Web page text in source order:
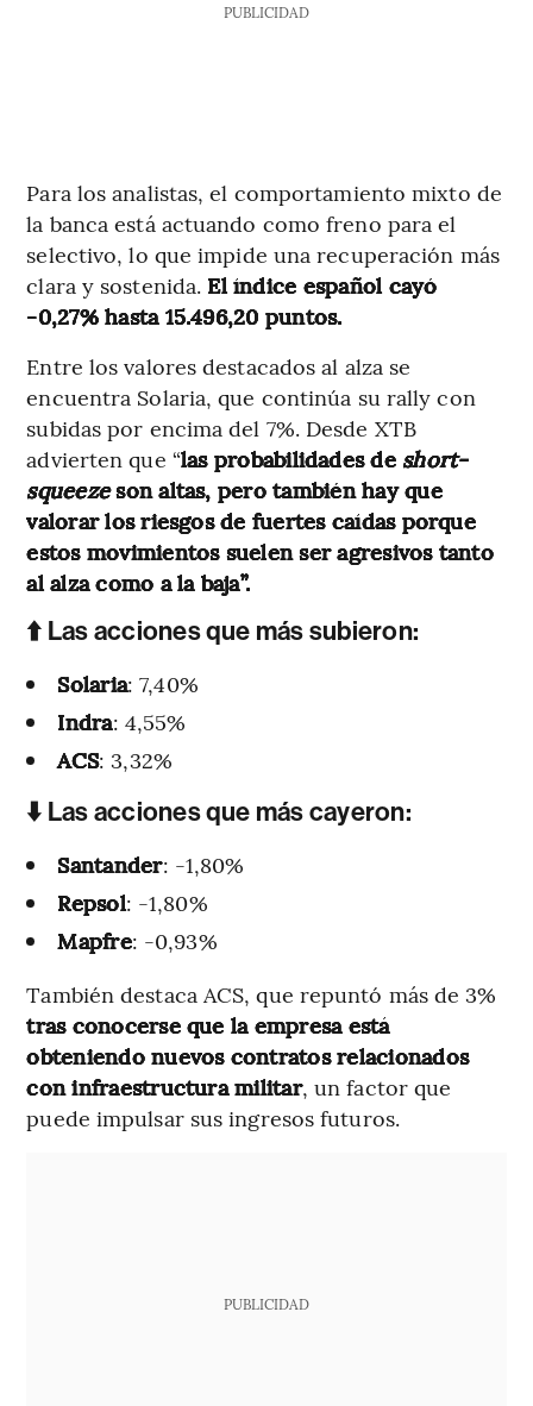
PUBLICIDAD
Para los analistas, el comportamiento mixto de
la banca está actuando como freno para el
selectivo, lo que impide una recuperación más
clara y sostenida. El índice español cayó
-0,27% hasta 15.496,20 puntos.
Entre los valores destacados al alza se
encuentra Solaria, que continúa su rally con
subidas por encima del 7%. Desde XTB
advierten que “las probabilidades de short-
squeezeson altas, pero también hay que
valorar los riesgos de fuertes caídas porque
estos movimientos suelen ser agresivos tanto
al alza como a la baja”.
⬆️ Las acciones que más subieron:
Solaria: 7,40%
Indra: 4,55%
ACS: 3,32%
⬇️ Las acciones que más cayeron:
Santander: -1,80%
Repsol: -1,80%
Mapfre: -0,93%
También destaca ACS, que repuntó más de 3%
tras conocerse que la empresa está
obteniendo nuevos contratos relacionados
con infraestructura militar, un factor que
puede impulsar sus ingresos futuros.
PUBLICIDAD